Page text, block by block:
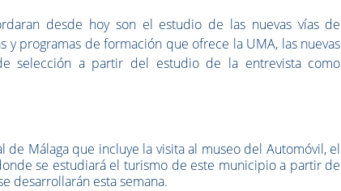
desde hoy son el estudio de las nuevas vías de
programas de formación que ofrece la UMA, las nuevas
selección a partir del estudio de la entrevista como
Málaga que incluye la visita al museo del Automóvil, el
se estudiará el turismo de este municipio a partir de
desarrollarán esta semana.